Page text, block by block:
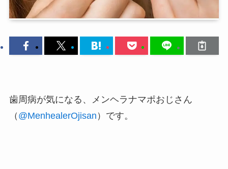
歯周病が気になる、メンヘラナマポおじさん
（ @MenhealerOjisan ）です。